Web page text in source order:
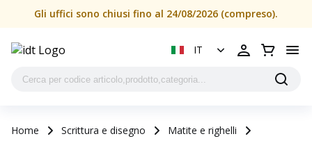
Gli uffici sono chiusi fino al 24/08/2026 (compreso).
IT
Home Scrittura e disegno
Matite e righelli